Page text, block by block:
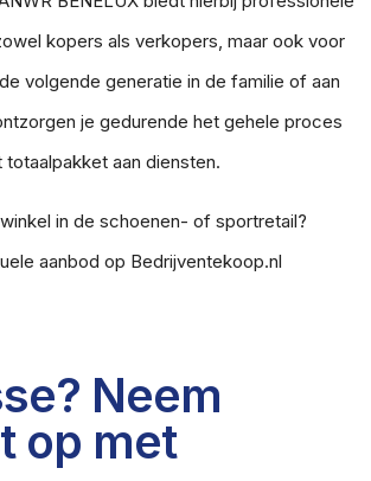
kopers als verkopers, maar ook voor
volgende generatie in de familie of aan
je gedurende het gehele proces
aan diensten.
in de schoenen- of sportretail?
aanbod op Bedrijventekoop.nl
Neem
op met